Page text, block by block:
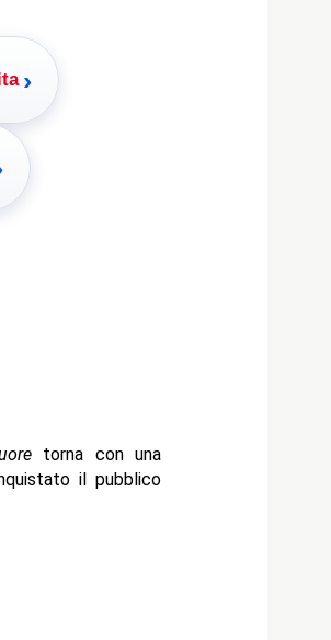
›
torna con una
il pubblico